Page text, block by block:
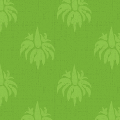
forrásban
egy kevés
betegségek
népi